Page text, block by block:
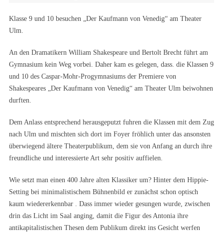
Klasse 9 und 10 besuchen „Der Kaufmann von Venedig“ am Theater
Ulm.
An den Dramatikern William Shakespeare und Bertolt Brecht führt am
Gymnasium kein Weg vorbei. Daher kam es gelegen, dass. die Klassen 9
und 10 des Caspar-Mohr-Progymnasiums der Premiere von
Shakespeares „Der Kaufmann von Venedig“ am Theater Ulm beiwohnen
durften.
Dem Anlass entsprechend herausgeputzt fuhren die Klassen mit dem Zug
nach Ulm und mischten sich dort im Foyer fröhlich unter das ansonsten
überwiegend ältere Theaterpublikum, dem sie von Anfang an durch ihre
freundliche und interessierte Art sehr positiv auffielen.
Wie setzt man einen 400 Jahre alten Klassiker um? Hinter dem Hippie-
Setting bei minimalistischem Bühnenbild er zunächst schon optisch
kaum wiedererkennbar . Dass immer wieder gesungen wurde, zwischen
drin das Licht im Saal anging, damit die Figur des Antonia ihre
antikapitalistischen Thesen dem Publikum direkt ins Gesicht werfen